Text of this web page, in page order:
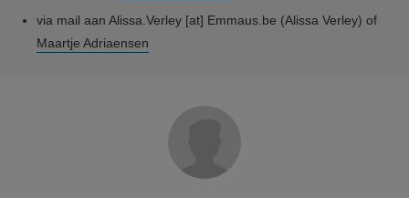
via mail aan Alissa.Verley [at] Emmaus.be (Alissa Verley) of
Maartje Adriaensen